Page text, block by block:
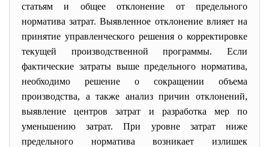
статьям и общее отклонение от предельного
норматива затрат. Выявленное отклонение влияет на
принятие управленческого решения о корректировке
текущей производственной программы. Если
фактические затратывыше предельного норматива,
необходимо решение о сокращении объема
производства, а также анализ причин отклонений,
выявление центров затрат и разработка мер по
уменьшению затрат. При уровне затрат ниже
предельного норматива возникает излишек